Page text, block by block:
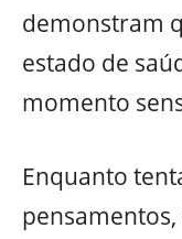
demonstram
estado de
momento
Enquanto